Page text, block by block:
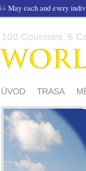
May each and every
100 Countries, 6
ÚVOD TRASA